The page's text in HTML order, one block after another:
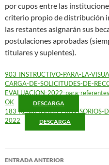
por cupos entre las
criterio propio de distribución
las restantes asignarán sus
postulaciones aprobadas
titulares y suplentes).
903_INSTRUCTIVO-PARA-LA-
CARGA-DE-SOLICITUDES-DE-
EVALUACION-2022-para-
OK
DESCARGA
183_RESULTADOS-
2022
DESCARGA
Navegación
ENTRADA ANTERIOR